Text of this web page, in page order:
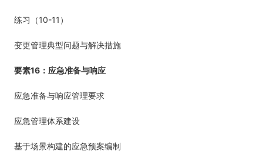
练习（10-11 ）
变更管理典型问题与解决措施
要素16 ：应急准备与响应
应急准备与响应管理要求
应急管理体系建设
基于场景构建的应急预案编制